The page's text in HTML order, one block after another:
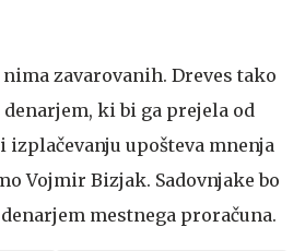
zavarovanih. Dreves tako
ki bi ga prejela od
upošteva mnenja
Vojmir Bizjak. Sadovnjake bo
mestnega proračuna.